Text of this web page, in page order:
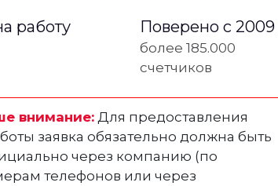
работу Поверено с 2009
более 185.000
счетчиков
внимание: Для предоставления
заявка обязательно должна быть
через компанию (по
телефонов или через